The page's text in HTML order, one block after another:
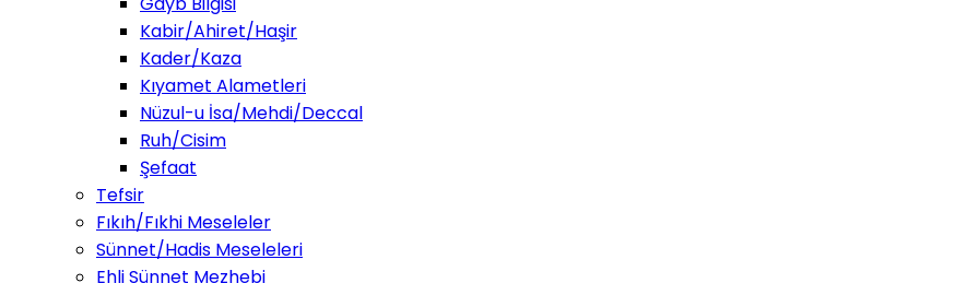
Kabir/Ahiret/Haşir
Kader/Kaza
Kıyamet Alametleri
Nüzul-u İsa/Mehdi/Deccal
Ruh/Cisim
Şefaat
Tefsir
Fıkıh/Fıkhi Meseleler
Sünnet/Hadis Meseleleri
Ehli Sünnet Mezhebi